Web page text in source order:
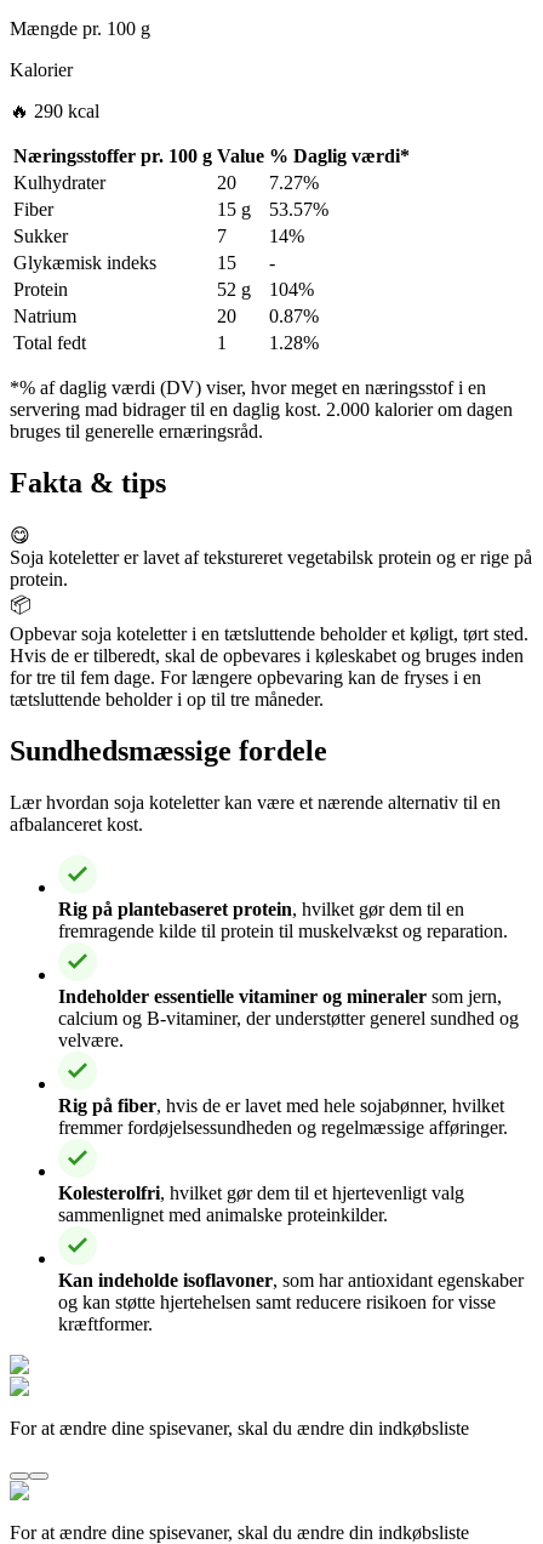
Mængde pr. 100 g
Kalorier
🔥 290 kcal
Næringsstoffer pr. 100 g Value % Daglig værdi*
Kulhydrater
20
7.27%
Fiber
15 g
53.57%
Sukker
7
14%
Glykæmisk indeks
15
-
Protein
52 g
104%
Natrium
20
0.87%
Total fedt
1 1.28%
*% af daglig værdi (DV) viser, hvor meget en næringsstof i en
servering mad bidrager til en daglig kost. 2.000 kalorier om dagen
bruges til generelle ernæringsråd.
Fakta & tips
😋
Soja koteletter er lavet af tekstureret vegetabilsk protein og er rige på
protein.
📦
Opbevar soja koteletter i en tætsluttende beholder et køligt, tørt sted.
Hvis de er tilberedt, skal de opbevares i køleskabet og bruges inden
for tre til fem dage. For længere opbevaring kan de fryses i en
tætsluttende beholder i op til tre måneder.
Sundhedsmæssige fordele
Lær hvordan soja koteletter kan være et nærende alternativ til en
afbalanceret kost.
Rig på plantebaseret protein, hvilket gør dem til en
fremragende kilde til protein til muskelvækst og reparation.
Indeholder essentielle vitaminer og mineraler som jern,
calcium og B-vitaminer, der understøtter generel sundhed og
velvære.
Rig på fiber, hvis de er lavet med hele sojabønner, hvilket
fremmer fordøjelsessundheden og regelmæssige afføringer.
Kolesterolfri, hvilket gør dem til et hjertevenligt valg
sammenlignet med animalske proteinkilder.
Kan indeholde isoflavoner, som har antioxidant egenskaber
og kan støtte hjertehelsen samt reducere risikoen for visse
kræftformer.
For at ændre dine spisevaner, skal du ændre din indkøbsliste
For at ændre dine spisevaner, skal du ændre din indkøbsliste